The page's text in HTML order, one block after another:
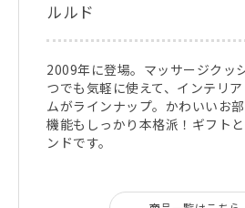
ルルド
2009年に登場。マッサージクッ
つでも気軽に使えて、インテリ
ムがラインナップ。かわいいお部
機能もしっかり本格派！ギフト
ンドです。